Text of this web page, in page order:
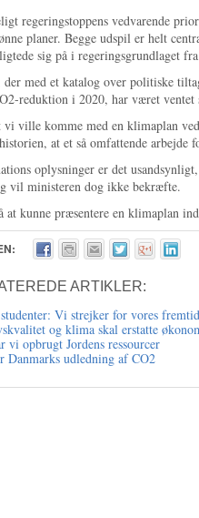
regeringstoppens vedvarende
planer. Begge udspil er helt
sig på i regeringsgrundlaget
med et katalog over politiske
reduktion i 2020, har været ventet
vi ville komme med en klimaplan
at et så omfattende arbejde
oplysninger er det
vil ministeren dog ikke bekræfte.
at kunne præsentere en klimaplan
ARTIKLER:
Vi strejker for vores fremtid
og klima skal erstatte
vi opbrugt Jordens ressourcer
Danmarks udledning af CO2